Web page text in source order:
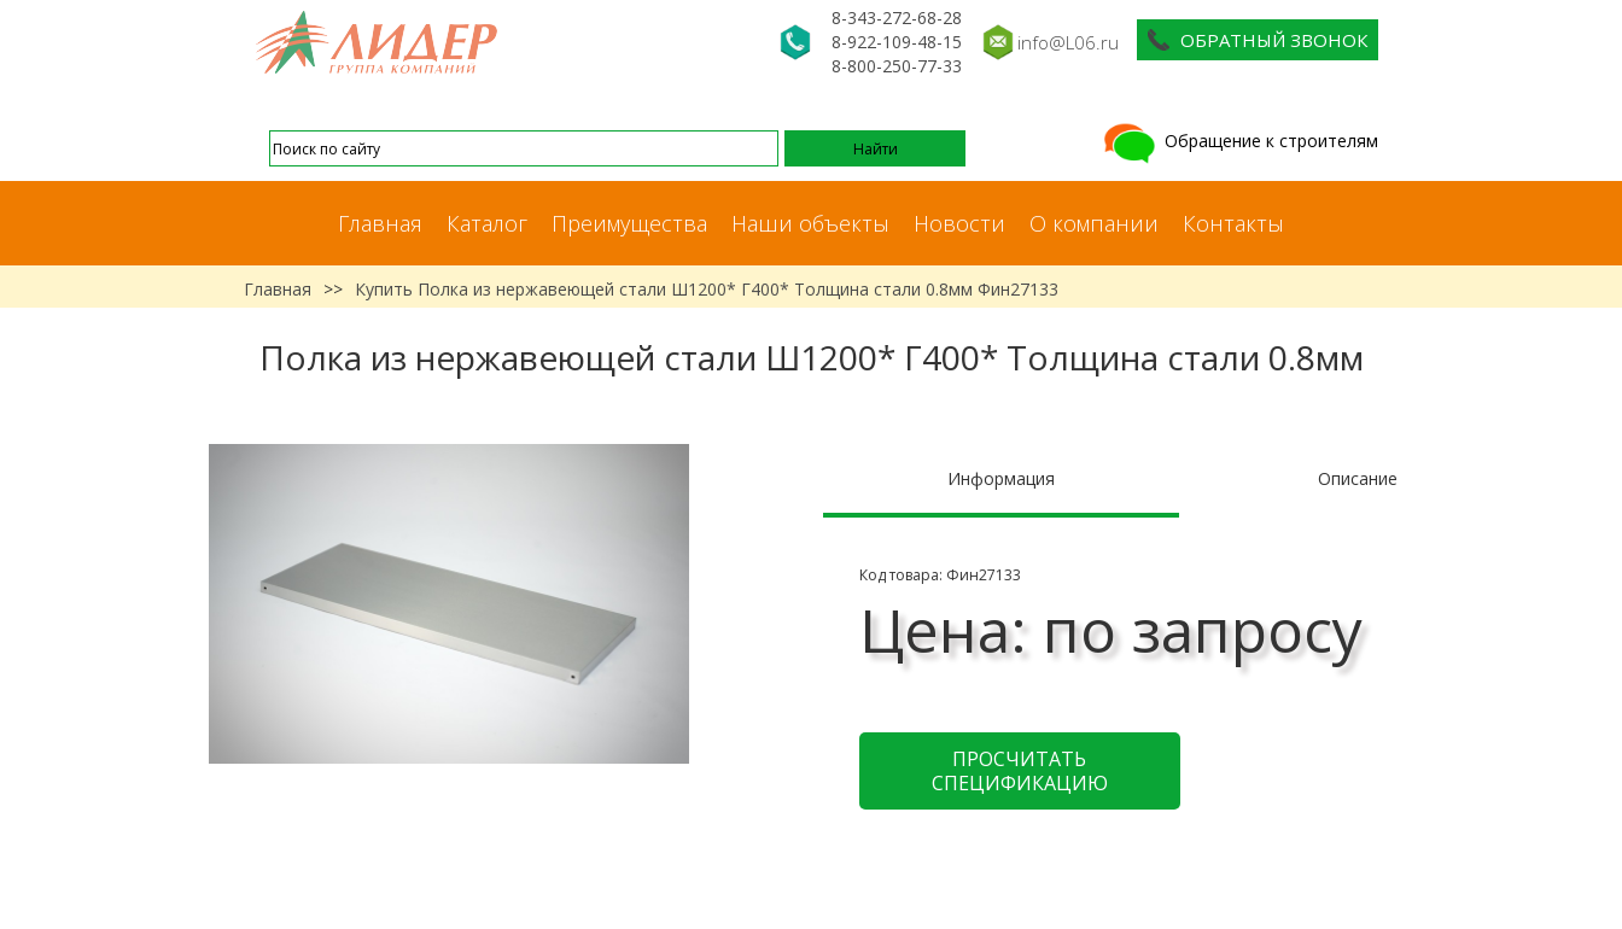
8-343-272-68-28
8-922-109-48-15
8-800-250-77-33
info@L06.ru ОБРАТНЫЙ ЗВОНОК
Обращение к строителям
Главная Каталог Преимущества Наши объекты Новости О компании Контакты
Главная >> Купить Полка из нержавеющей стали Ш1200* Г400* Толщина стали 0.8мм Фин27133
Полка из нержавеющей стали Ш1200* Г400* Толщина стали 0.8мм
Информация Описание
Код товара: Фин27133
Цена: по запросу
ПРОСЧИТАТЬ
СПЕЦИФИКАЦИЮ